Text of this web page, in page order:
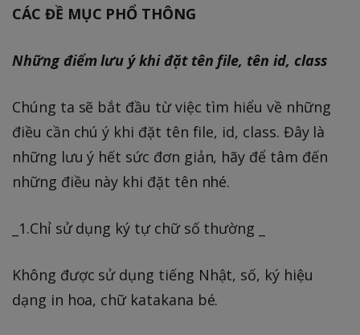
CÁC ĐỀ MỤC PHỔ THÔNG
Những điểm lưu ý khi đặt tên file, tên id, class
Chúng ta sẽ bắt đầu từ việc tìm hiểu về những
điều cần chú ý khi đặt tên file, id, class. Đây là
những lưu ý hết sức đơn giản, hãy để tâm đến
những điều này khi đặt tên nhé.
_1.Chỉ sử dụng ký tự chữ số thường _
Không được sử dụng tiếng Nhật, số, ký hiệu
dạng in hoa, chữ katakana bé.